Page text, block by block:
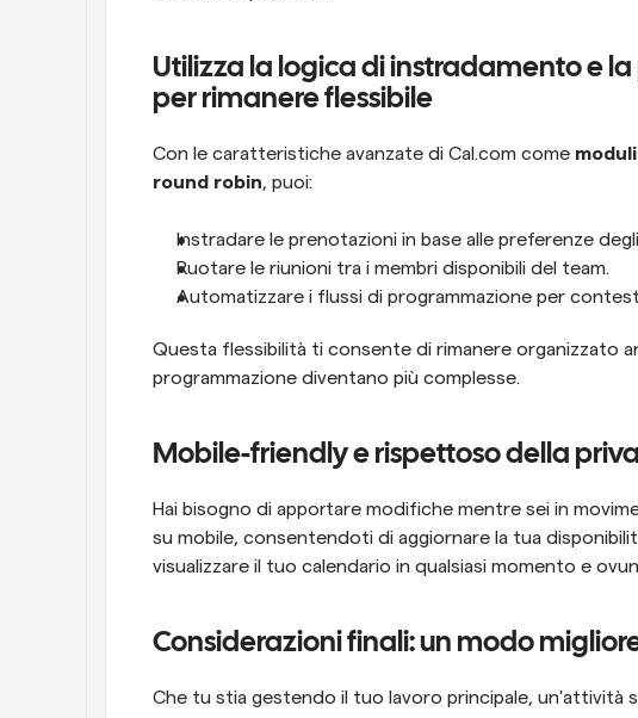
Utilizza la logica di instradamento e
per rimanere flessibile
Con le caratteristiche avanzate di Cal.com come
round robin, puoi:
Instradare le prenotazioni in base alle preferenze
Ruotare le riunioni tra i membri disponibili del team.
Automatizzare i flussi di programmazione per
Questa flessibilità ti consente di rimanere organizzato
programmazione diventano più complesse.
Mobile-friendly e rispettoso della
Hai bisogno di apportare modifiche mentre sei in
su mobile, consentendoti di aggiornare la tua
visualizzare il tuo calendario in qualsiasi momento e
Considerazioni finali: un modo
Che tu stia gestendo il tuo lavoro principale, un'attività